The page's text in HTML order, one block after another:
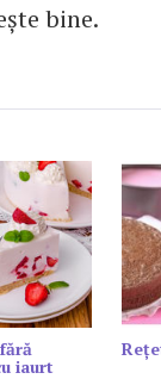
bine.
iaurt